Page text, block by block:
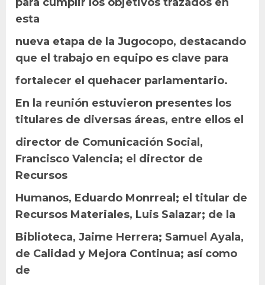
esta
nueva etapa de la Jugocopo, destacando
que el trabajo en equipo es clave para
fortalecer el quehacer parlamentario.
En la reunión estuvieron presentes los
titulares de diversas áreas, entre ellos el
director de Comunicación Social,
Francisco Valencia; el director de
Recursos
Humanos, Eduardo Monrreal; el titular de
Recursos Materiales, Luis Salazar; de la
Biblioteca, Jaime Herrera; Samuel Ayala,
de Calidad y Mejora Continua; así como
de